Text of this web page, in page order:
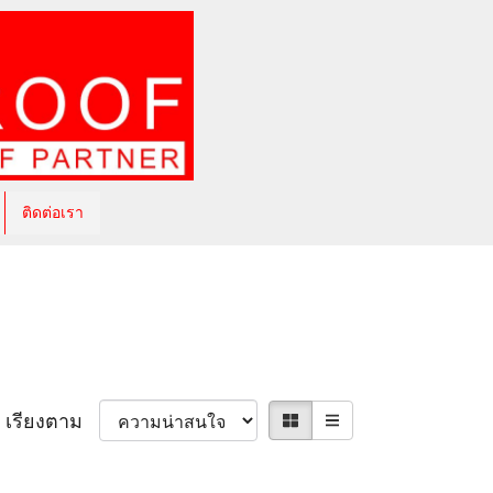
ติดต่อเรา
เรียงตาม